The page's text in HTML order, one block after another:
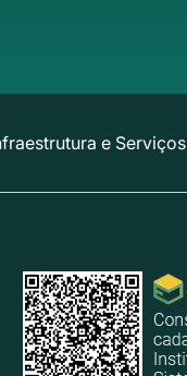
e Serviços